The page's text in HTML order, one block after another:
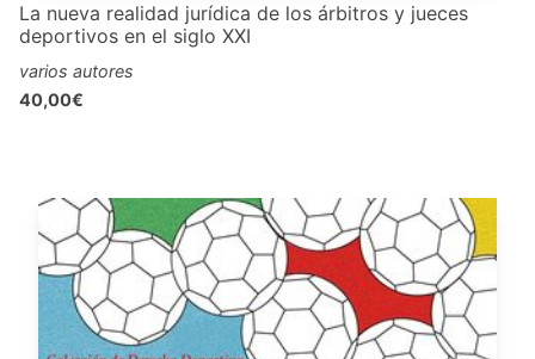
La nueva realidad jurídica de los árbitros y jueces
deportivos en el siglo XXI
varios autores
40,00€